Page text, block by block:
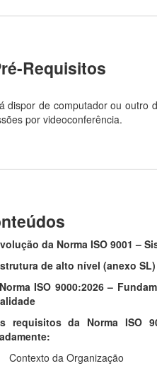
Requisitos
dispor de computador ou outro
por videoconferência.
da Norma ISO 9001 –
de alto nível (anexo SL)
ISO 9000:2026 –
requisitos da Norma ISO
Contexto da Organização